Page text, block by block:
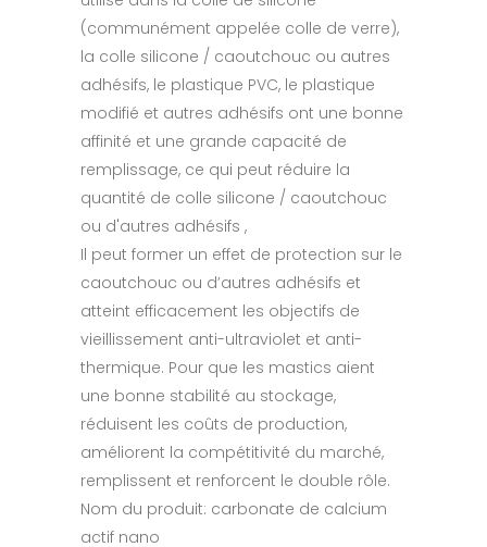
(communément appelée colle de verre),
la colle silicone / caoutchouc ou autres
adhésifs, le plastique PVC, le plastique
modifié et autres adhésifs ont une bonne
affinité et une grande capacité de
remplissage, ce qui peut réduire la
quantité de colle silicone / caoutchouc
ou d'autres adhésifs ,
Il peut former un effet de protection sur le
caoutchouc ou d’autres adhésifs et
atteint efficacement les objectifs de
vieillissement anti-ultraviolet et anti-
thermique. Pour que les mastics aient
une bonne stabilité au stockage,
réduisent les coûts de production,
améliorent la compétitivité du marché,
remplissent et renforcent le double rôle.
Nom du produit: carbonate de calcium
actif nano